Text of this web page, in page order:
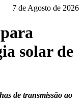
7 de Agosto de 2026
solar de
de transmissão ao